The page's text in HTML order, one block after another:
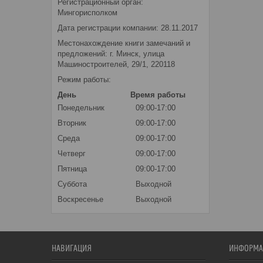
Регистрационный орган:
Мингорисполком
Дата регистрации компании: 28.11.2017
Местонахождение книги замечаний и
предложений: г. Минск, улица
Машиностроителей, 29/1, 220118
Режим работы:
День
Время работы
Понедельник
09:00-17:00
Вторник
09:00-17:00
Среда
09:00-17:00
Четверг
09:00-17:00
Пятница
09:00-17:00
Суббота
Выходной
Воскресенье
Выходной
НАВИГАЦИЯ